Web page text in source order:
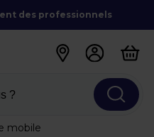
des professionnels
?
mobile